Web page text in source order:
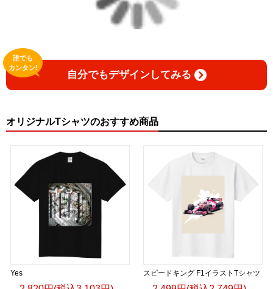
自分でもデザインしてみる
誰でも
カンタン!
オリジナルTシャツのおすすめ商品
Yes スピードキング F1イラストTシャツ